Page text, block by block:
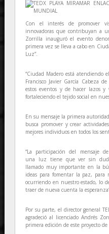
Con el interés de promover
innovadoras que contribuyan a
Zorrilla inauguró el evento
primera vez se lleva a cabo en
Luz”.
“Ciudad Madero está atendiendo
Francisco Javier García Cabeza
estos eventos y de hacer lazos
fortaleciendo el tejido social en
En su mensaje la primera
busca promover y crear
mejores individuos en todos los
“La participación del mensaje
una luz tiene que ver sin
llamado muy importante en la
ideas para fomentar la paz,
ocurriendo en nuestro estado, lo
traer de nueva cuenta la
Por su parte, el director general
agradeció al licenciado Andrés
primera edición de este proyecto